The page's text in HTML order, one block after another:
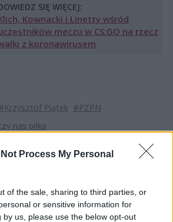
Not Process My Personal
of the sale, sharing to third parties, or
or sensitive information for
by us, please use the below opt-out
SIĘ WIĘCEJ:
Kownacki i Linetty wśród
meczu w CS:GO na rzecz
z koronawirusem
Piątek #PZPN
nas piłka
Strona główna
Counter-Strike